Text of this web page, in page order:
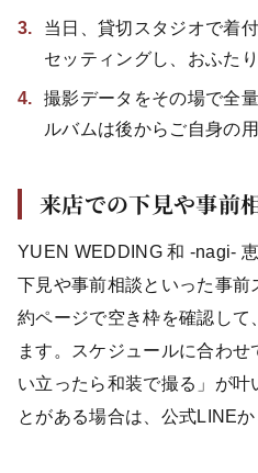
当日、貸切スタジオで着
セッティングし、おふた
撮影データをその場で全
ルバムは後からご自身の
来店での下見や事前
YUEN WEDDING 和 -nagi-
下見や事前相談といった事
約ページで空き枠を確認して
ます。スケジュールに合わ
い立ったら和装で撮る」が叶
とがある場合は、公式LINE